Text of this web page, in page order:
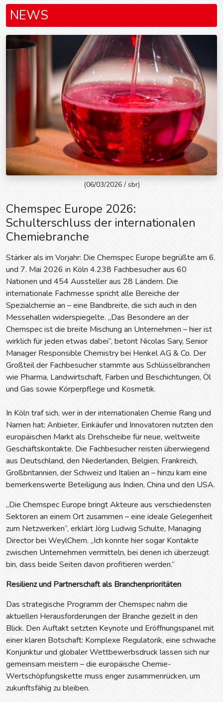
NEWS
(06/03/2026 / sbr)
Chemspec Europe 2026:
Schulterschluss der internationalen
Chemiebranche
Stärker als im Vorjahr: Die Chemspec Europe begrüßte am 6.
und 7. Mai 2026 in Köln 4.238 Fachbesucher aus 60
Nationen und 454 Aussteller aus 28 Ländern. Die
internationale Fachmesse spricht alle Bereiche der
Spezialchemie an – eine Bandbreite, die sich auch in den
Messehallen widerspiegelte. „Das Besondere an der
Chemspec ist die breite Mischung an Unternehmen – hier ist
wirklich für jeden etwas dabei“, betont Nicolas Sary, Senior
Manager Responsible Chemistry bei Henkel AG & Co. Der
Großteil der Fachbesucher stammte aus Schlüsselbranchen
wie Pharma, Landwirtschaft, Farben und Beschichtungen, Öl
und Gas sowie Körperpflege und Kosmetik.
In Köln traf sich, wer in der internationalen Chemie Rang und
Namen hat: Anbieter, Einkäufer und Innovatoren nutzten den
europäischen Markt als Drehscheibe für neue, weltweite
Geschäftskontakte. Die Fachbesucher reisten überwiegend
aus Deutschland, den Niederlanden, Belgien, Frankreich,
Großbritannien, der Schweiz und Italien an – hinzu kam eine
bemerkenswerte Beteiligung aus Indien, China und den USA.
„Die Chemspec Europe bringt Akteure aus verschiedensten
Sektoren an einem Ort zusammen – eine ideale Gelegenheit
zum Netzwerken“, erklärt Jörg Ludwig Schulte, Managing
Director bei WeylChem. „Ich konnte hier sogar Kontakte
zwischen Unternehmen vermitteln, bei denen ich überzeugt
bin, dass beide Seiten davon profitieren werden.“
Resilienz und Partnerschaft als Branchenprioritäten
Das strategische Programm der Chemspec nahm die
aktuellen Herausforderungen der Branche gezielt in den
Blick. Den Auftakt setzten Keynote und Eröffnungspanel mit
einer klaren Botschaft: Komplexe Regulatorik, eine schwache
Konjunktur und globaler Wettbewerbsdruck lassen sich nur
gemeinsam meistern – die europäische Chemie-
Wertschöpfungskette muss enger zusammenrücken, um
zukunftsfähig zu bleiben.